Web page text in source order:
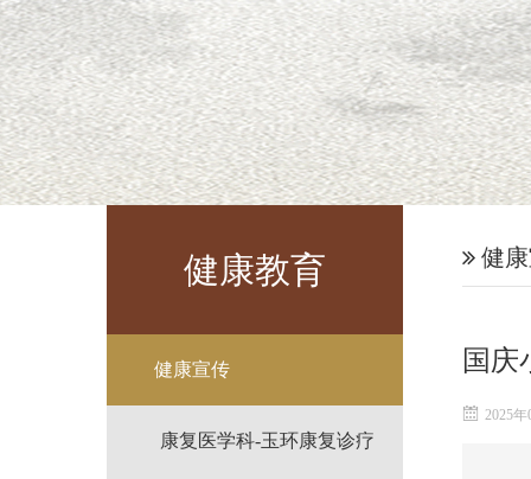
健康教育
健康宣传
康复医学科-玉环康复诊疗
健
国庆
2025